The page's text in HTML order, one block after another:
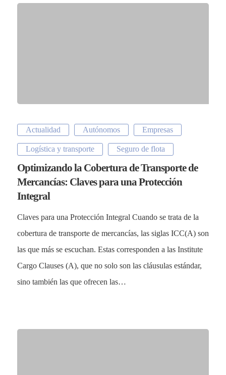
Actualidad Autónomos Empresas
Logística y transporte Seguro de flota
Optimizando la Cobertura de Transporte de
Mercancías: Claves para una Protección
Integral
Claves para una Protección Integral Cuando se trata de la
cobertura de transporte de mercancías, las siglas ICC(A) son
las que más se escuchan. Estas corresponden a las Institute
Cargo Clauses (A), que no solo son las cláusulas estándar,
sino también las que ofrecen las…